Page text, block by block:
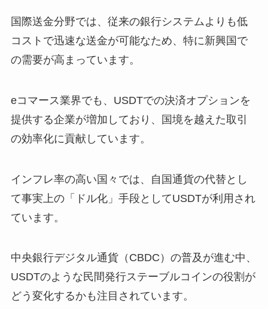
国際送金分野では、従来の銀行システムよりも低
コストで迅速な送金が可能なため、特に新興国で
の需要が高まっています。
eコマース業界でも、USDTでの決済オプションを
提供する企業が増加しており、国境を越えた取引
の効率化に貢献しています。
インフレ率の高い国々では、自国通貨の代替とし
て事実上の「ドル化」手段としてUSDTが利用され
ています。
中央銀行デジタル通貨（CBDC）の普及が進む中、
USDTのような民間発行ステーブルコインの役割が
どう変化するかも注目されています。